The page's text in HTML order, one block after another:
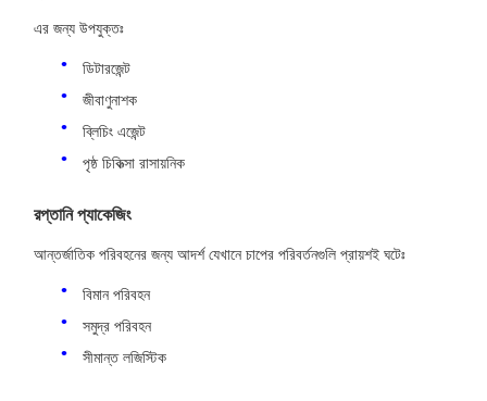
এর জন্য উপযুক্তঃ
ডিটারজেন্ট
জীবাণুনাশক
ব্লিচিং এজেন্ট
পৃষ্ঠ চিকিত্সা রাসায়নিক
রপ্তানি প্যাকেজিং
আন্তর্জাতিক পরিবহনের জন্য আদর্শ যেখানে চাপের পরিবর্তনগুলি প্রায়শই ঘটেঃ
বিমান পরিবহন
সমুদ্র পরিবহন
সীমান্ত লজিস্টিক